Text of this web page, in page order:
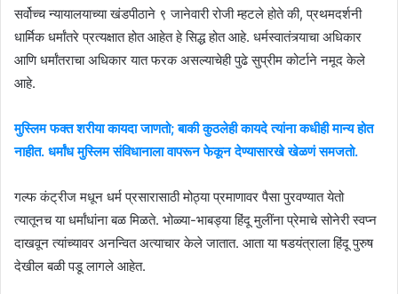
सर्वोच्च न्यायालयाच्या खंडपीठाने ९ जानेवारी रोजी म्हटले होते की, प्रथमदर्शनी
धार्मिक धर्मांतरे प्रत्यक्षात होत आहेत हे सिद्ध होत आहे. धर्मस्वातंत्र्याचा अधिकार
आणि धर्मांतराचा अधिकार यात फरक असल्याचेही पुढे सुप्रीम कोर्टाने नमूद केले
आहे.
मुस्लिम फक्त शरीया कायदा जाणतो; बाकी कुठलेही कायदे त्यांना कधीही मान्य होत
नाहीत. धर्मांध मुस्लिम संविधानाला वापरून फेकून देण्यासारखे खेळणं समजतो.
गल्फ कंट्रीज मधून धर्म प्रसारासाठी मोठ्या प्रमाणावर पैसा पुरवण्यात येतो
त्यातूनच या धर्मांधांना बळ मिळते. भोळ्या-भाबड्या हिंदू मुलींना प्रेमाचे सोनेरी स्वप्न
दाखवून त्यांच्यावर अनन्वित अत्याचार केले जातात. आता या षडयंत्राला हिंदू पुरुष
देखील बळी पडू लागले आहेत.